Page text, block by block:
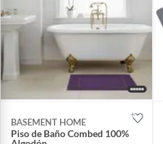
BASEMENT HOME
Piso de Baño Combed 100%